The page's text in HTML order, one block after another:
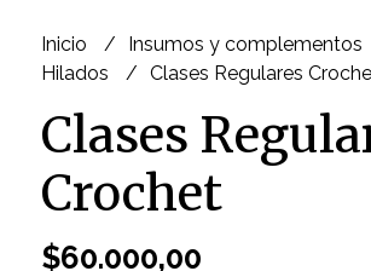
Inicio
Insumos y complementos
Hilados
Clases Regulares
Clases
Crochet
$60.000,00